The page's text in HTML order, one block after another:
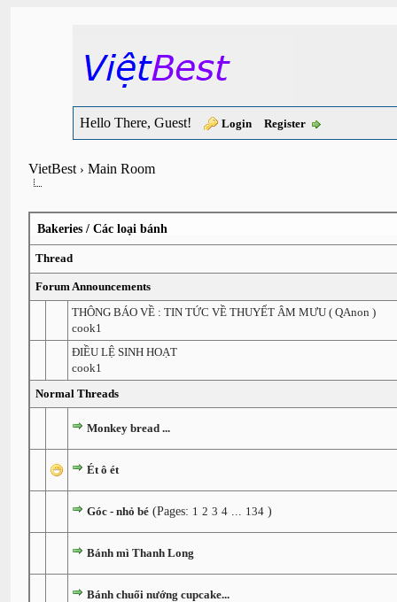
Hello There, Guest! Login Register
VietBest›Main Room
Bakeries / Các loại bánh
Thread
Forum Announcements
THÔNG BÁO VỀ : TIN TỨC VỀ THUYẾT ÂM MƯU ( QAnon )
cook1
ĐIỀU LỆ SINH HOẠT
cook1
Normal Threads
Monkey bread ...
Ét ô ét
Góc - nhỏ bé (Pages: 1 2 3 4 ... 134 )
Bánh mì Thanh Long
Bánh chuối nướng cupcake...